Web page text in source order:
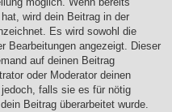
wird dein Beitrag in der
Es wird sowohl die
Bearbeitungen angezeigt. Dieser
auf deinen Beitrag
oder Moderator deinen
falls sie es für nötig
Beitrag überarbeitet wurde.